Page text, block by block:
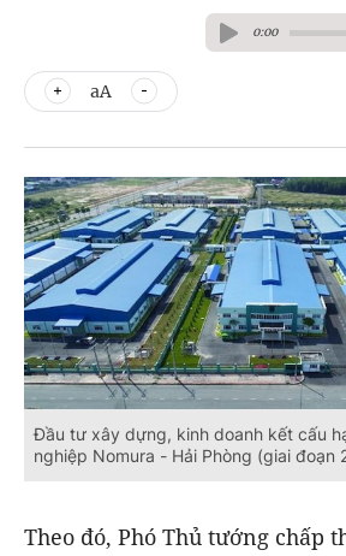
0:00
aA
Đầu tư xây dựng, kinh doanh kết cấu
nghiệp Nomura - Hải Phòng (giai đoạn
Theo đó, Phó Thủ tướng chấp